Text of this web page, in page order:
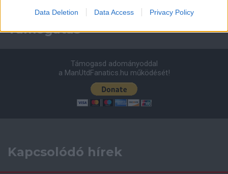
Data Deletion Data Access Privacy Policy
Támogatás
Támogasd adományoddal
a ManUtdFanatics.hu működését!
Kapcsolódó hírek